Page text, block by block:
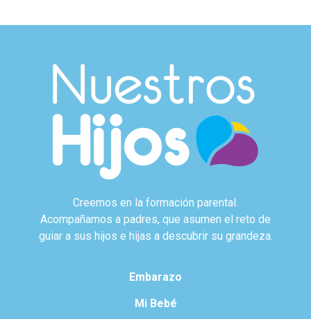
Creemos en la formación parental.
Acompañamos a padres, que asumen el reto de
guiar a sus hijos e hijas a descubrir su grandeza.
Embarazo
Mi Bebé